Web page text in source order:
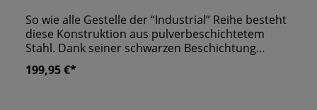
So wie alle Gestelle der “Industrial” Reihe besteht
diese Konstruktion aus pulverbeschichtetem
Stahl. Dank seiner schwarzen Beschichtung
harmoniert es mit vielen Oberflächen und kann
mit Tischplatten ab einer Tiefe von 75 cm
199,95 €*